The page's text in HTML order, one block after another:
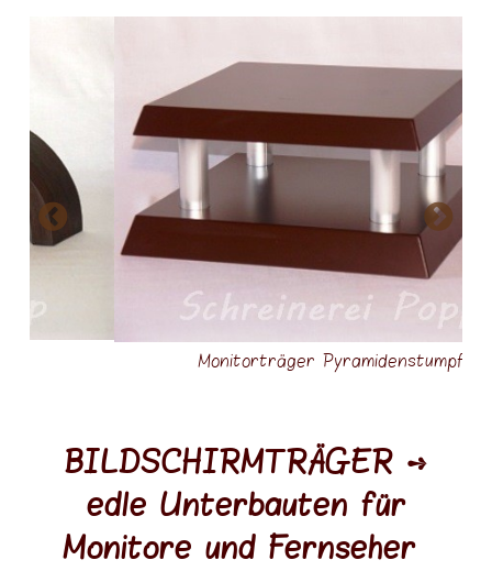
Musikinstrumente
Bilderrahmen
Monitorträger
Ladenbau
Innenausbau
Seniorenwohnen
Fassaden
Zäune-Terrassen
Autoeinrichtung
Projektgallerie
Monitorträger Pyramidenstumpf
BILDSCHIRMTRÄGER ➺
edle Unterbauten für
Monitore und Fernseher